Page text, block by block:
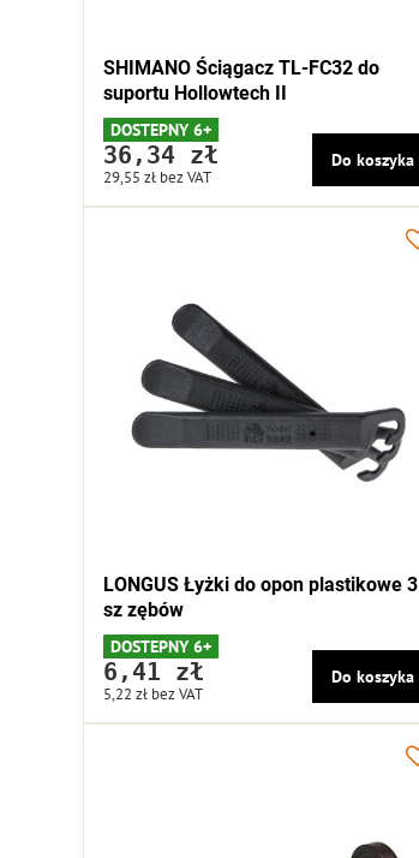
SHIMANO Ściągacz TL-FC32 do
suportu Hollowtech II
DOSTEPNY 6+
36,34 zł
29,55 zł bez VAT
Do koszyka
LONGUS Łyżki do opon plastikowe 3
sz zębów
DOSTEPNY 6+
6,41 zł
5,22 zł bez VAT
Do koszyka